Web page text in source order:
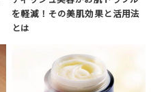
を軽減！その美肌効果と活用法
とは